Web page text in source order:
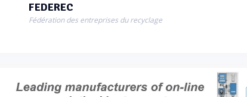
FEDEREC
Fédération des entreprises du recyclage